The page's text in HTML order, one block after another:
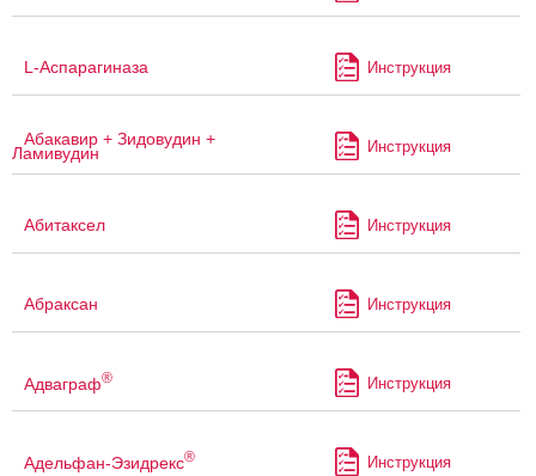
L-Аспарагиназа Инструкция
Абакавир + Зидовудин +
Ламивудин Инструкция
Абитаксел Инструкция
Абраксан Инструкция
Адваграф® Инструкция
Адельфан-Эзидрекс® Инструкция